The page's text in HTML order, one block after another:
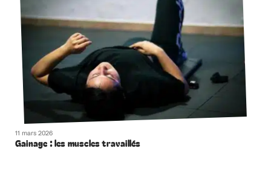
11 mars 2026
Gainage : les muscles travaillés